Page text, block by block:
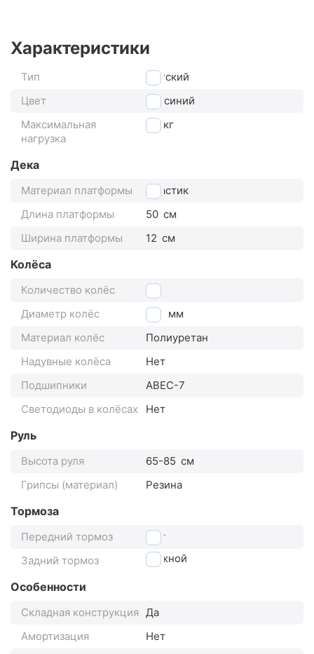
Характеристики
Тип
Детский
Цвет
синий
Максимальная
нагрузка
50 кг
Дека
Материал платформы
Пластик
Длина платформы
50 см
Ширина платформы
12 см
Колёса
Количество колёс
2
Диаметр колёс
160 мм
Материал колёс
Полиуретан
Надувные колёса
Нет
Подшипники
АВЕС-7
Светодиоды в колёсах
Нет
Руль
Высота руля 65-85 см
Грипсы (материал)
Резина
Тормоза
Передний тормоз
Нет
Задний тормоз
Ножной
Особенности
Складная конструкция Да
Амортизация
Нет